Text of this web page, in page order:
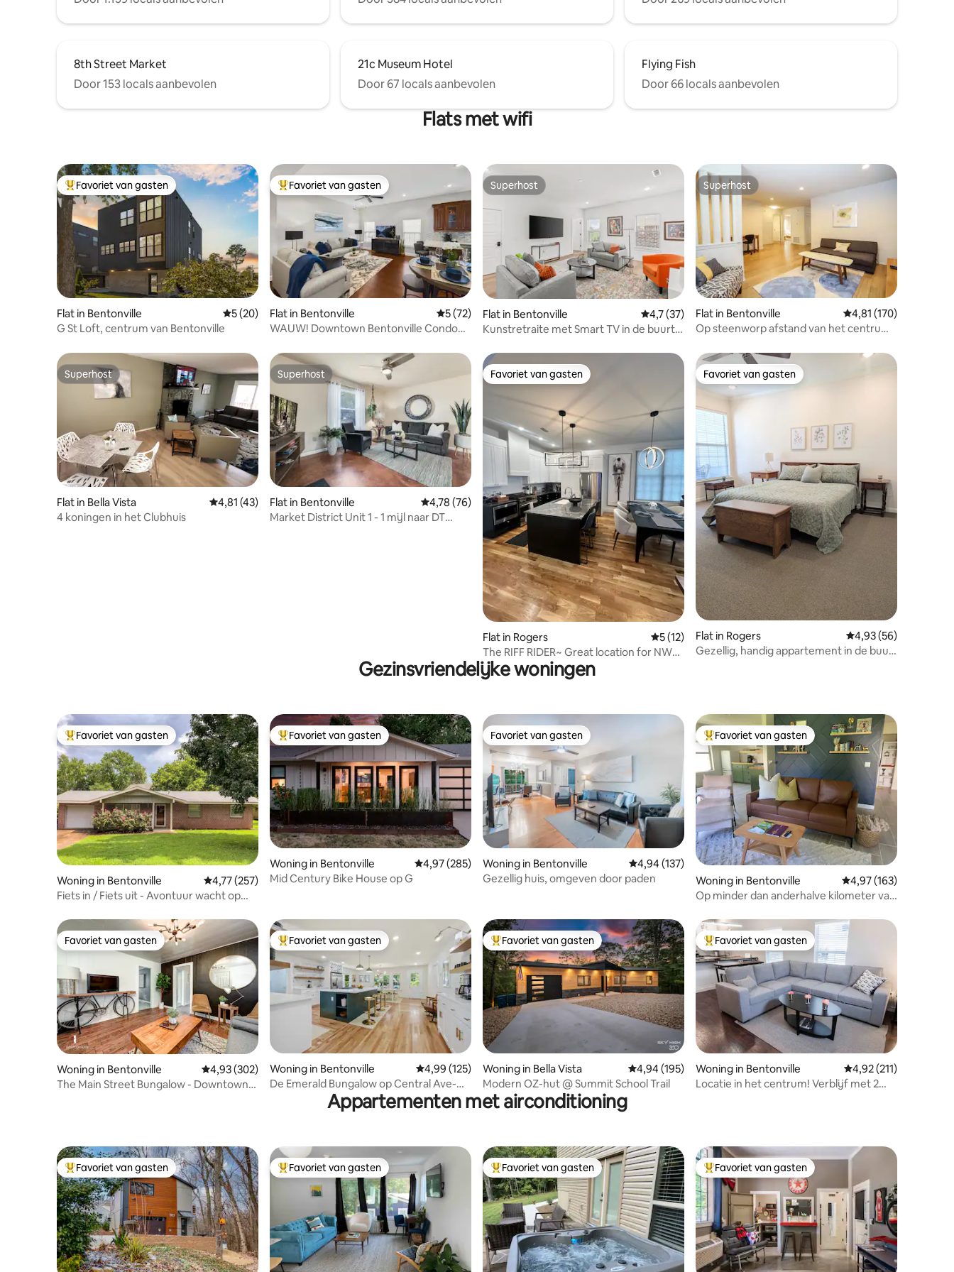
8th Street Market
Door 153 locals aanbevolen
21c Museum Hotel
Door 67 locals aanbevolen
Flying Fish
Door 66 locals aanbevolen
Flats met wifi
Topfavoriet van gasten
Favoriet van gasten
Flat in Bentonville Gemiddelde beoordeling van 5 op 5, 20 recensies
5 (20)
G St Loft, centrum van Bentonville
Topfavoriet van gasten
Favoriet van gasten
Flat in Bentonville Gemiddelde beoordeling van 5 op 5, 72 recensies
5 (72)
WAUW! Downtown Bentonville Condo
Superhost
Superhost
Flat in Bentonville Gemiddelde beoordeling van 4,7 op 5, 37 recensies
4,7 (37)
Kunstretraite met Smart TV in de buurt
Superhost
Superhost
Flat in Bentonville Gemiddelde
4,81 (170)
Op steenworp afstand van het centrum
Superhost
Superhost
Flat in Bella Vista Gemiddelde beoordeling van 4,81 op 5, 43 recensies
4,81 (43)
4 koningen in het Clubhuis
Superhost
Superhost
Flat in Bentonville Gemiddelde beoordeling van 4,78 op 5, 76 recensies
4,78 (76)
Market District Unit 1 - 1 mijl naar DT
Favoriet van gasten
Favoriet van gasten
Flat in Rogers Gemiddelde beoordeling van 5 op 5, 12 recensies
5 (12)
The RIFF RIDER~ Great location for NWA
activities
Favoriet van gasten
Favoriet van gasten
Flat in Rogers Gemiddelde
4,93 (56)
Gezellig, handig appartement in de buurt
Gezinsvriendelijke woningen
Topfavoriet van gasten
Favoriet van gasten
Woning in Bentonville Gemiddelde beoordeling van 4,77 op 5, 257 recensies
4,77 (257)
Fiets in / Fiets uit - Avontuur wacht op
Topfavoriet van gasten
Favoriet van gasten
Woning in Bentonville Gemiddelde beoordeling van 4,97 op 5, 285 recensies
4,97 (285)
Mid Century Bike House op G
Favoriet van gasten
Favoriet van gasten
Woning in Bentonville Gemiddelde beoordeling van 4,94 op 5, 137 recensies
4,94 (137)
Gezellig huis, omgeven door paden
Topfavoriet van gasten
Favoriet van gasten
Woning in Bentonville Gemiddelde
4,97 (163)
Op minder dan anderhalve kilometer van
Favoriet van gasten
Favoriet van gasten
Woning in Bentonville Gemiddelde beoordeling van 4,93 op 5, 302 recensies
4,93 (302)
The Main Street Bungalow - Downtown
Topfavoriet van gasten
Favoriet van gasten
Woning in Bentonville Gemiddelde beoordeling van 4,99 op 5, 125 recensies
4,99 (125)
De Emerald Bungalow op Central Ave-
BEST locatie!
Topfavoriet van gasten
Favoriet van gasten
Woning in Bella Vista Gemiddelde beoordeling van 4,94 op 5, 195 recensies
4,94 (195)
Modern OZ-hut @ Summit School Trail
Topfavoriet van gasten
Favoriet van gasten
Woning in Bentonville Gemiddelde
4,92 (211)
Locatie in het centrum! Verblijf met 2
Appartementen met airconditioning
Topfavoriet van gasten
Favoriet van gasten Topfavoriet van gasten
Favoriet van gasten Topfavoriet van gasten
Favoriet van gasten Topfavoriet van gasten
Favoriet van gasten